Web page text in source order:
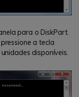
para o DiskPart.
a tecla
disponíveis.